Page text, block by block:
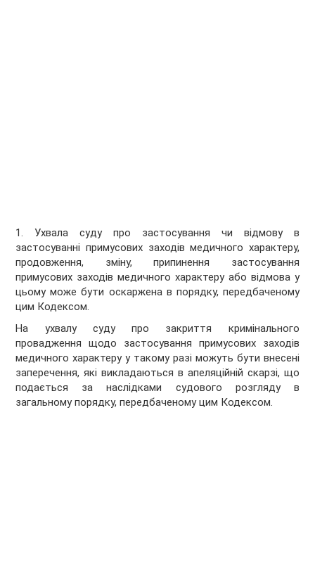
1. Ухвала суду про застосування чи відмову в
застосуванні примусових заходів медичного характеру,
продовження, зміну, припинення застосування
примусових заходів медичного характеру або відмова у
цьому може бути оскаржена в порядку, передбаченому
цим Кодексом.
На ухвалу суду про закриття кримінального
провадження щодо застосування примусових заходів
медичного характеру у такому разі можуть бути внесені
заперечення, які викладаються в апеляційній скарзі, що
подається за наслідками судового розгляду в
загальному порядку, передбаченому цим Кодексом.